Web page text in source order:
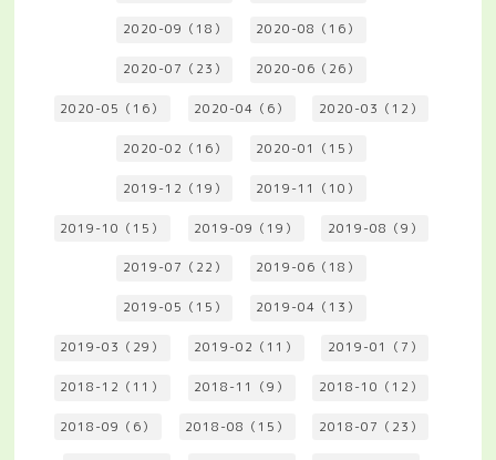
2020-09（18） 2020-08（16）
2020-07（23） 2020-06（26）
2020-05（16） 2020-04（6） 2020-03（12）
2020-02（16） 2020-01（15）
2019-12（19） 2019-11（10）
2019-10（15） 2019-09（19） 2019-08（9）
2019-07（22） 2019-06（18）
2019-05（15） 2019-04（13）
2019-03（29） 2019-02（11） 2019-01（7）
2018-12（11） 2018-11（9） 2018-10（12）
2018-09（6） 2018-08（15） 2018-07（23）